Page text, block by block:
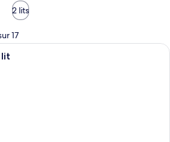
2 lits
17
Une chambre d’hôtel avec un
lit